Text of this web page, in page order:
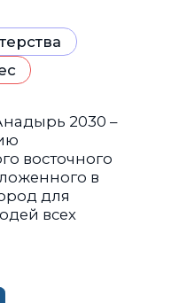
2030 –
восточного
в
для
всех